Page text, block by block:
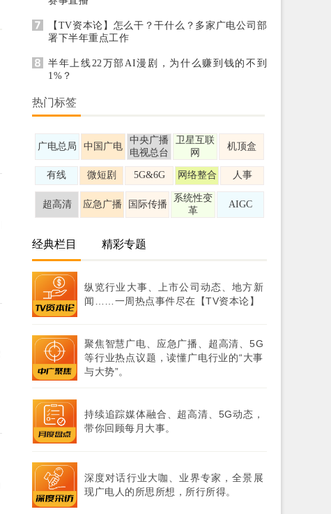
【TV资本论】怎么干？干什么？多家广电公司部
署下半年重点工作
半年上线22万部AI漫剧，为什么赚到钱的不到
1%？
热门标签
广电总局 中国广电
中央广播
电视总台
卫星互联
网
机顶盒
有线 微短剧 5G&6G 网络整合 人事
超高清 应急广播 国际传播
系统性变
革
AIGC
经典栏目 精彩专题
纵览行业大事、上市公司动态、地方新
闻……一周热点事件尽在【TV资本论】
聚焦智慧广电、应急广播、超高清、5G
等行业热点议题，读懂广电行业的“大事
与大势”。
持续追踪媒体融合、超高清、5G动态，
带你回顾每月大事。
深度对话行业大咖、业界专家，全景展
现广电人的所思所想，所行所得。